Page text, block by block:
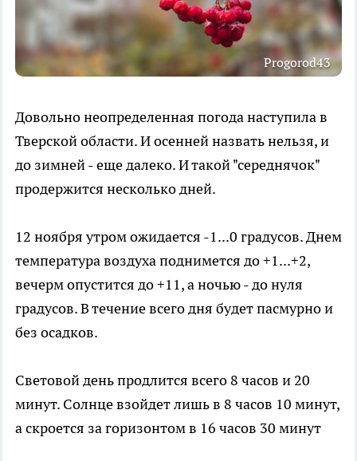
Progorod43
Довольно неопределенная погода наступила в
Тверской области. И осенней назвать нельзя, и
до зимней - еще далеко. И такой "середнячок"
продержится несколько дней.
12 ноября утром ожидается -1...0 градусов. Днем
температура воздуха поднимется до +1...+2,
вечерм опустится до +11, а ночью - до нуля
градусов. В течение всего дня будет пасмурно и
без осадков.
Световой день продлится всего 8 часов и 20
минут. Солнце взойдет лишь в 8 часов 10 минут,
а скроется за горизонтом в 16 часов 30 минут